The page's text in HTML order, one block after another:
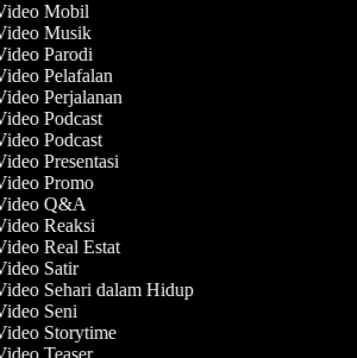
Mobil
Musik
Parodi
Pelafalan
Perjalanan
Podcast
Podcast
Presentasi
Promo
Q&A
Reaksi
Real Estat
Satir
Sehari dalam Hidup
Seni
Storytime